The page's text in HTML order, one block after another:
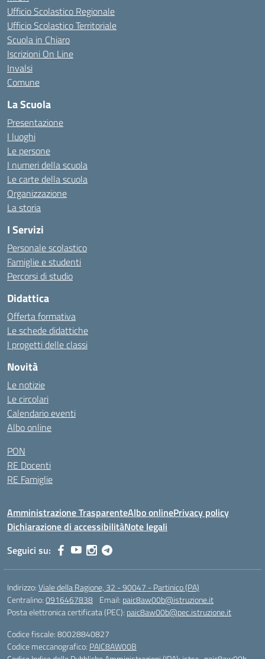
Ufficio Scolastico Regionale
Ufficio Scolastico Territoriale
Scuola in Chiaro
Iscrizioni On Line
Invalsi
Comune
La Scuola
Presentazione
I luoghi
Le persone
I numeri della scuola
Le carte della scuola
Organizzazione
La storia
I Servizi
Personale scolastico
Famiglie e studenti
Percorsi di studio
Didattica
Offerta formativa
Le schede didattiche
I progetti delle classi
Novità
Le notizie
Le circolari
Calendario eventi
Albo online
PON
RE Docenti
RE Famiglie
Amministrazione TrasparenteAlbo onlinePrivacy policy
Dichiarazione di accessibilitàNote legali
Seguici su:
Indirizzo:Viale della Ragione, 32 - 90047 - Partinico (PA)
Centralino:0916467838 Email: paic8aw00b@istruzione.it
Posta elettronica certificata (PEC): paic8aw00b@pec.istruzione.it
Codice fiscale: 80028840827
Codice meccanografico: PAIC8AW00B